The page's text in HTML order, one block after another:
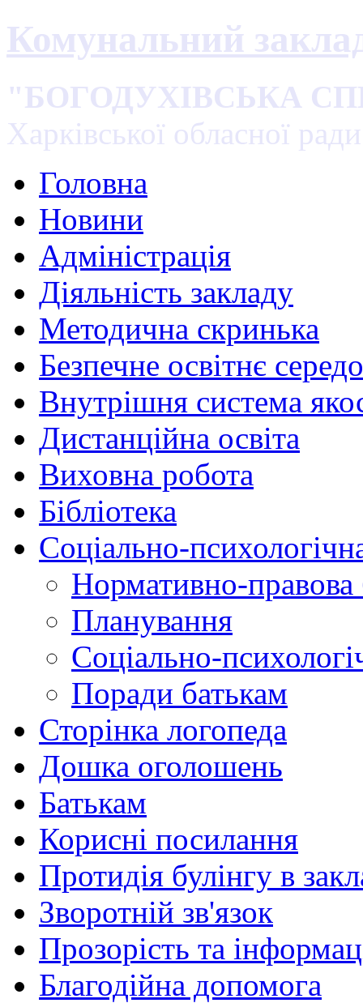
Комунальний
"БОГОДУХІВСЬКА
Харківської обласної ради
Головна
Новини
Адміністрація
Діяльність закладу
Методична скринька
Безпечне освітнє
Внутрішня система
Дистанційна освіта
Виховна робота
Бібліотека
Соціально-
Нормативно-правова
Планування
Соціально-
Поради батькам
Сторінка логопеда
Дошка оголошень
Батькам
Корисні посилання
Протидія булінгу в
Зворотній зв'язок
Прозорість та
Благодійна допомога